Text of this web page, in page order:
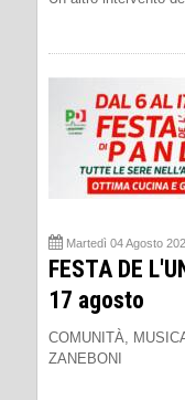
Martedì 04 Agosto
FESTA DE
17 agosto
COMUNITÀ,
ZANEBONI